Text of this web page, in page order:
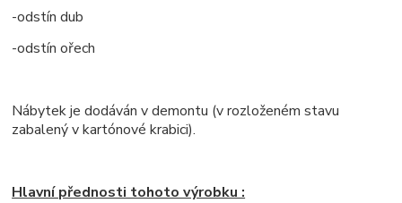
-odstín dub
-odstín ořech
Nábytek je dodáván v demontu (v rozloženém stavu
zabalený v kartónové krabici).
Hlavní přednosti tohoto výrobku :